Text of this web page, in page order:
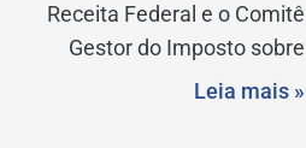
Receita Federal e o Comitê
Gestor do Imposto sobre
Leia mais »